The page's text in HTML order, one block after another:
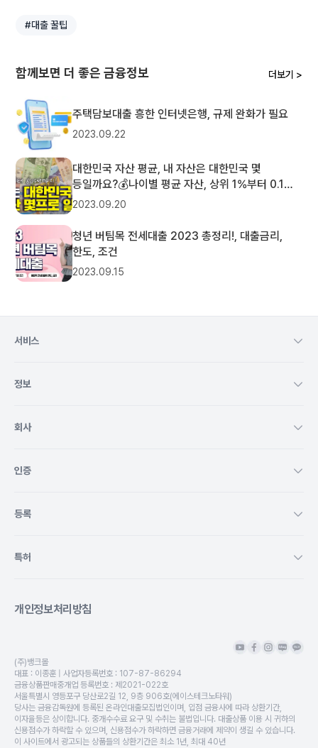
#대출 꿀팁
함께보면 더 좋은 금융정보 더보기 >
주택담보대출 흥한 인터넷은행, 규제 완화가 필요
2023.09.22
대한민국 자산 평균, 내 자산은 대한민국 몇
등일까요?💰나이별 평균 자산, 상위 1%부터 0.1%
까지의 자산
2023.09.20
청년 버팀목 전세대출 2023 총정리!, 대출금리,
한도, 조건
2023.09.15
서비스
정보
회사
인증
등록
특허
개인정보처리방침
(주)뱅크몰
대표 : 이종훈 | 사업자등록번호 : 107-87-86294
금융상품판매중개업 등록번호 : 제2021-022호
서울특별시 영등포구 당산로2길 12, 9층 906호(에이스테크노타워)
당사는 금융감독원에 등록된 온라인대출모집법인이며, 입점 금융사에 따라 상환기간,
이자율등은 상이합니다. 중개수수료 요구 및 수취는 불법입니다. 대출상품 이용 시 귀하의
신용점수가 하락할 수 있으며, 신용점수가 하락하면 금융거래에 제약이 생길 수 있습니다.
이 사이트에서 광고되는 상품들의 상환기간은 최소 1년, 최대 40년